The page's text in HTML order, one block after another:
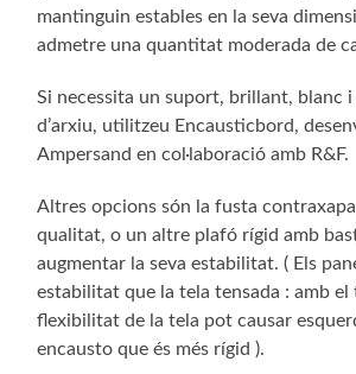
mantinguin estables en la seva
admetre una quantitat moderada de
Si necessita un suport, brillant, blanc
d’arxiu, utilitzeu Encausticbord,
Ampersand en col·laboració amb R&F.
Altres opcions són la fusta
qualitat, o un altre plafó rígid amb
augmentar la seva estabilitat. ( Els
estabilitat que la tela tensada : amb el
flexibilitat de la tela pot causar
encausto que és més rígid ).